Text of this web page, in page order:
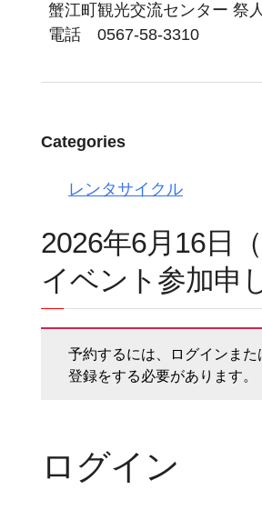
蟹江町観光交流センター 祭
電話 0567-58-3310
Categories
レンタサイクル
2026年6月16日
イベント参加申
予約するには、ログインまた
登録をする必要があります。
ログイン